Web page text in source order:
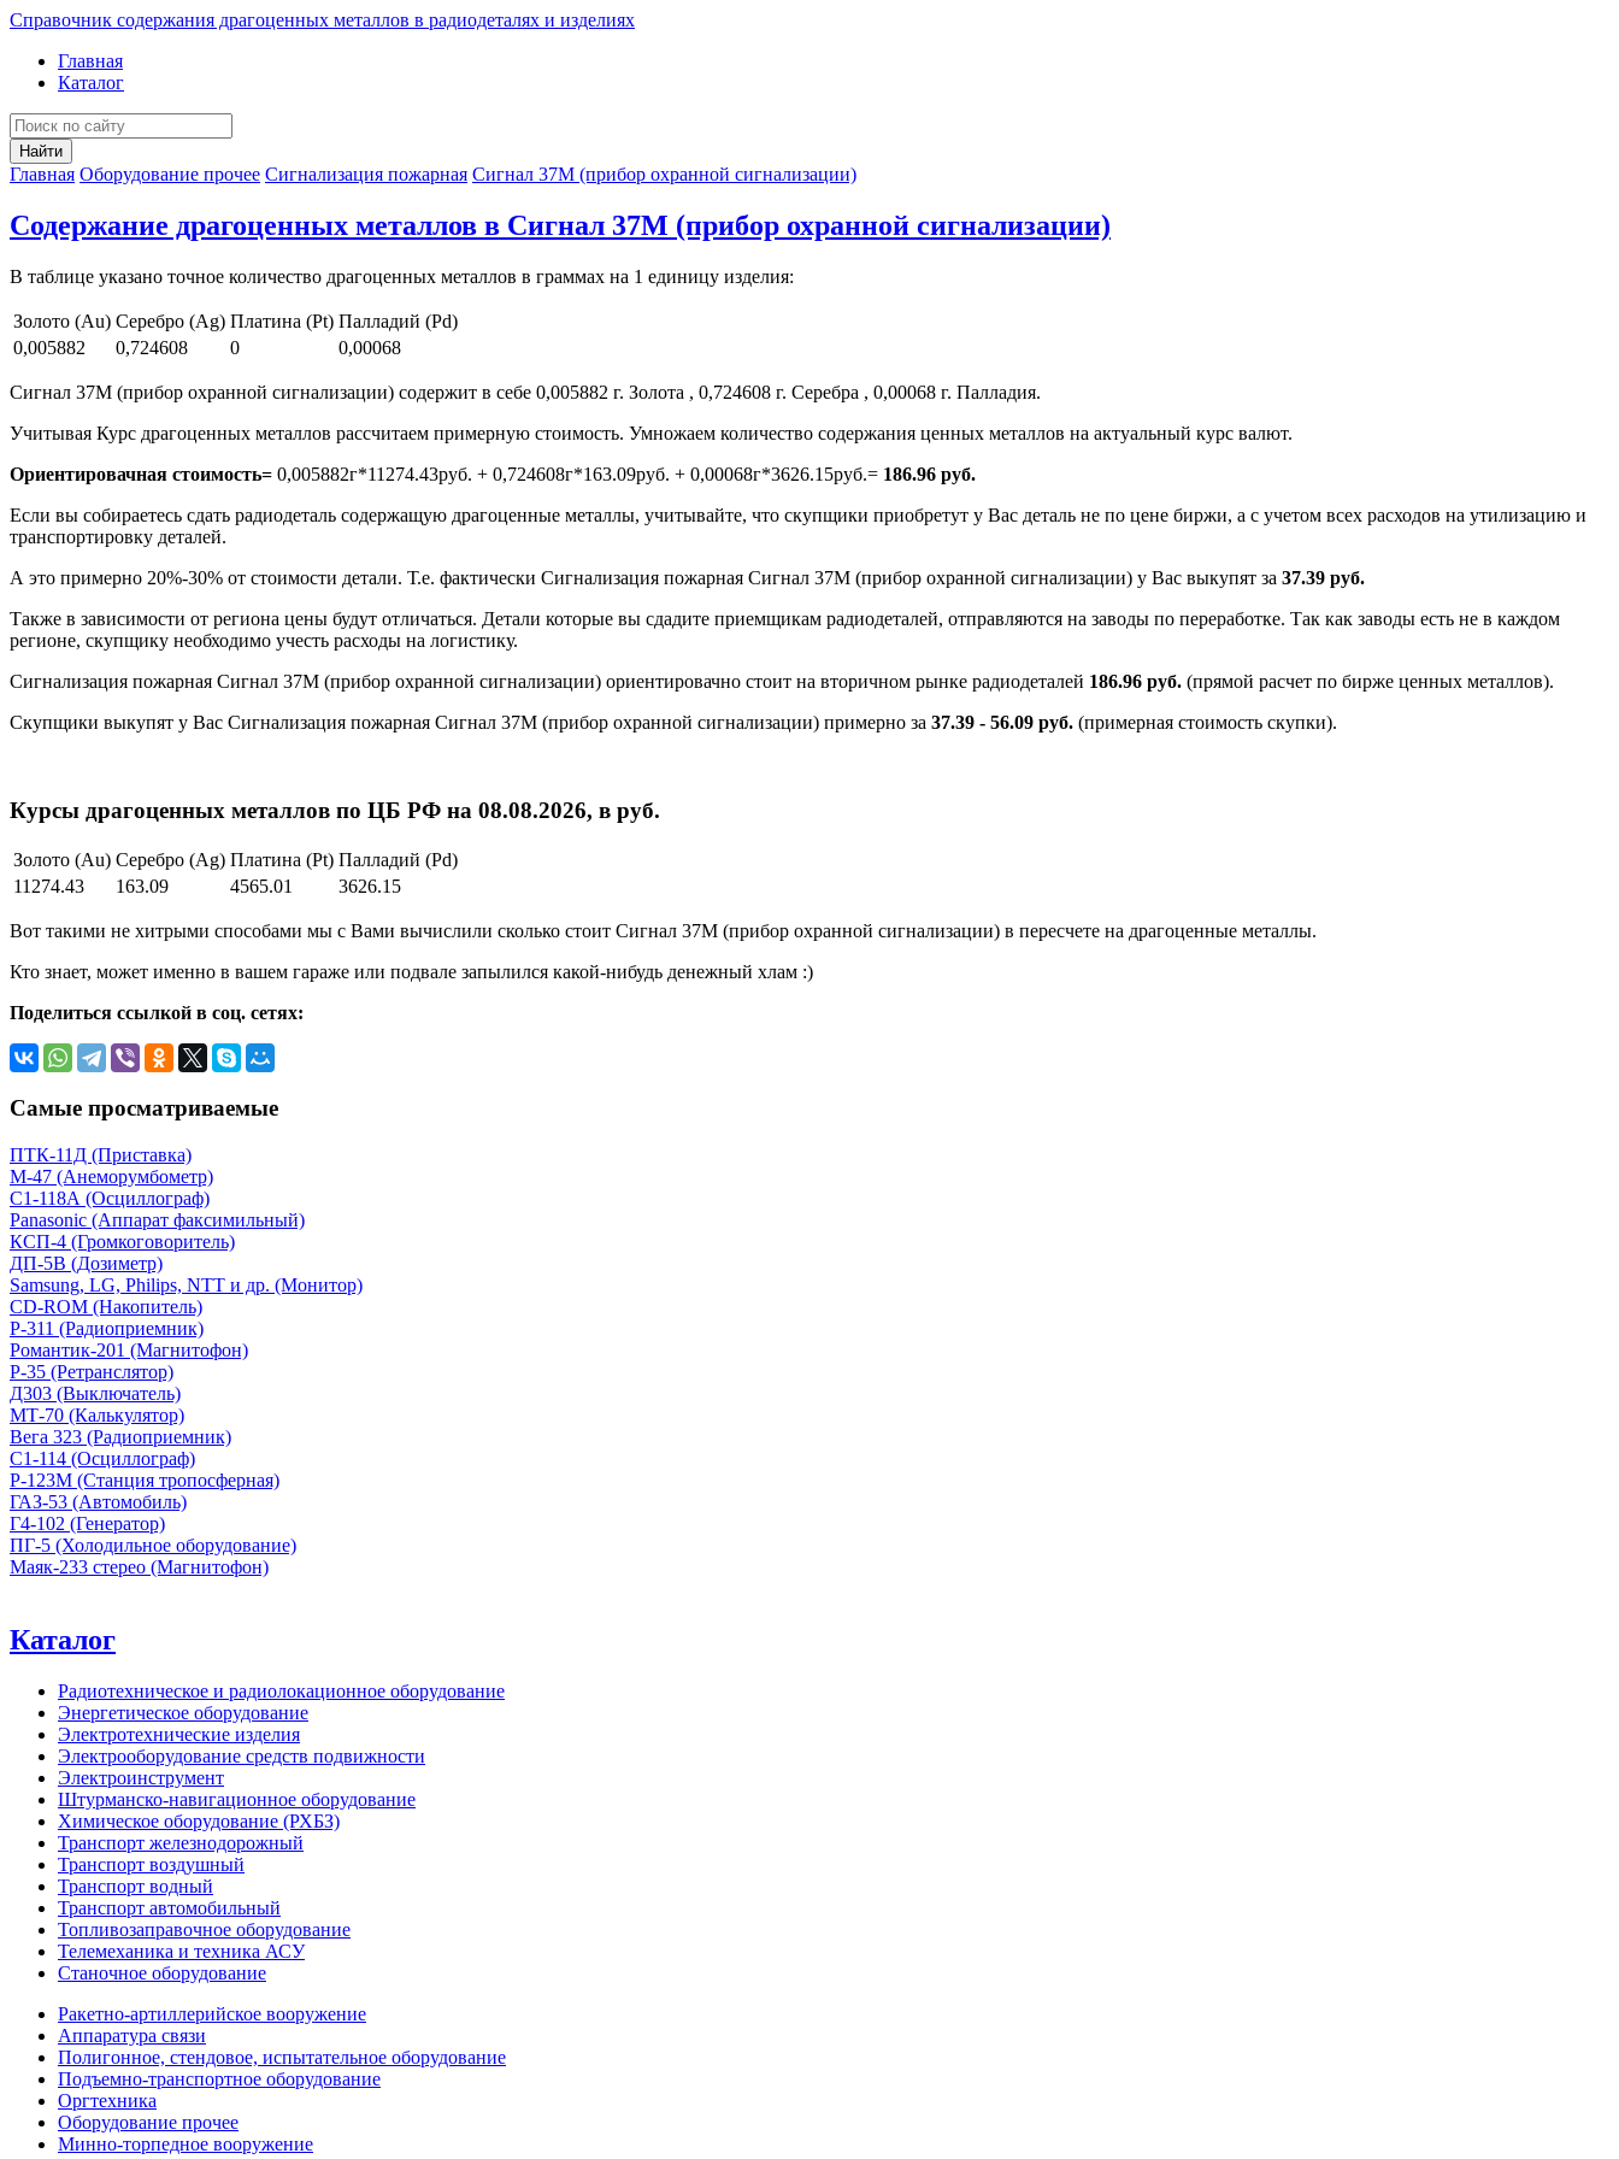
Справочник содержания драгоценных металлов в радиодеталях и изделиях
Главная
Каталог
Найти
Главная Оборудование прочее Сигнализация пожарная Сигнал 37М (прибор охранной сигнализации)
Содержание драгоценных металлов в Сигнал 37М (прибор охранной сигнализации)
В таблице указано точное количество драгоценных металлов в граммах на 1 единицу изделия:
Золото (Au) Серебро (Ag) Платина (Pt) Палладий (Pd)
0,005882
0,724608 0 0,00068
Сигнал 37М (прибор охранной сигнализации) содержит в себе 0,005882 г. Золота , 0,724608 г. Серебра , 0,00068 г. Палладия.
Учитывая Курс драгоценных металлов рассчитаем примерную стоимость. Умножаем количество содержания ценных металлов на актуальный курс валют.
Ориентировачная стоимость= 0,005882г*11274.43руб. + 0,724608г*163.09руб. + 0,00068г*3626.15руб.= 186.96 руб.
Если вы собираетесь сдать радиодеталь содержащую драгоценные металлы, учитывайте, что скупщики приобретут у Вас деталь не по цене биржи, а с учетом всех расходов на утилизацию и
транспортировку деталей.
А это примерно 20%-30% от стоимости детали. Т.е. фактически Сигнализация пожарная Сигнал 37М (прибор охранной сигнализации) у Вас выкупят за 37.39 руб.
Также в зависимости от региона цены будут отличаться. Детали которые вы сдадите приемщикам радиодеталей, отправляются на заводы по переработке. Так как заводы есть не в каждом
регионе, скупщику необходимо учесть расходы на логистику.
Сигнализация пожарная Сигнал 37М (прибор охранной сигнализации) ориентировачно стоит на вторичном рынке радиодеталей 186.96 руб. (прямой расчет по бирже ценных металлов).
Скупщики выкупят у Вас Сигнализация пожарная Сигнал 37М (прибор охранной сигнализации) примерно за 37.39 - 56.09 руб. (примерная стоимость скупки).
Курсы драгоценных металлов по ЦБ РФ на 08.08.2026, в руб.
Золото (Au) Серебро (Ag) Платина (Pt) Палладий (Pd)
11274.43
163.09 4565.01 3626.15
Вот такими не хитрыми способами мы с Вами вычислили сколько стоит Сигнал 37М (прибор охранной сигнализации) в пересчете на драгоценные металлы.
Кто знает, может именно в вашем гараже или подвале запылился какой-нибудь денежный хлам :)
Поделиться ссылкой в соц. сетях:
Самые просматриваемые
ПТК-11Д (Приставка)
М-47 (Анеморумбометр)
С1-118А (Осциллограф)
Panasonic (Аппарат факсимильный)
КСП-4 (Громкоговоритель)
ДП-5В (Дозиметр)
Samsung, LG, Philips, NTT и др. (Монитор)
CD-ROM (Накопитель)
Р-311 (Радиоприемник)
Романтик-201 (Магнитофон)
Р-35 (Ретранслятор)
Д303 (Выключатель)
МТ-70 (Калькулятор)
Вега 323 (Радиоприемник)
С1-114 (Осциллограф)
Р-123М (Станция тропосферная)
ГАЗ-53 (Автомобиль)
Г4-102 (Генератор)
ПГ-5 (Холодильное оборудование)
Маяк-233 стерео (Магнитофон)
Каталог
Радиотехническое и радиолокационное оборудование
Энергетическое оборудование
Электротехнические изделия
Электрооборудование средств подвижности
Электроинструмент
Штурманско-навигационное оборудование
Химическое оборудование (РХБЗ)
Транспорт железнодорожный
Транспорт воздушный
Транспорт водный
Транспорт автомобильный
Топливозаправочное оборудование
Телемеханика и техника АСУ
Станочное оборудование
Ракетно-артиллерийское вооружение
Аппаратура связи
Полигонное, стендовое, испытательное оборудование
Подъемно-транспортное оборудование
Оргтехника
Оборудование прочее
Минно-торпедное вооружение